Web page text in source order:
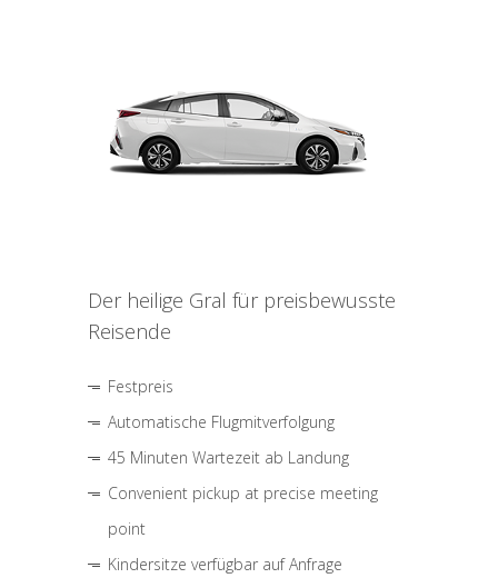
Der heilige Gral für preisbewusste
Reisende
Festpreis
Automatische Flugmitverfolgung
45 Minuten Wartezeit ab Landung
Convenient pickup at precise meeting
point
Kindersitze verfügbar auf Anfrage